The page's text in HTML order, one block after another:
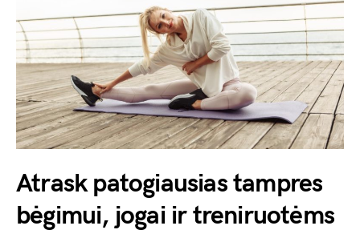
Atrask patogiausias tampres
bėgimui, jogai ir treniruotėms